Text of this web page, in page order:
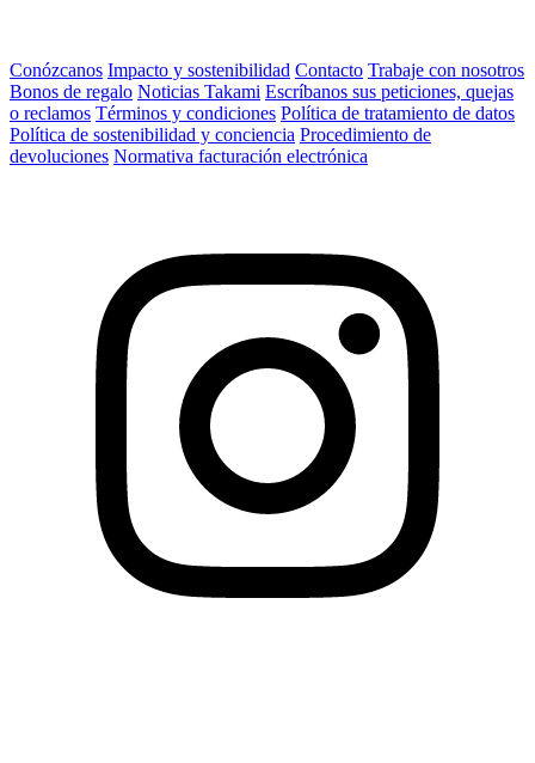
Conózcanos Impacto y sostenibilidad Contacto Trabaje con nosotros
Bonos de regalo Noticias Takami Escríbanos sus peticiones, quejas
o reclamos Términos y condiciones Política de tratamiento de datos
Política de sostenibilidad y conciencia Procedimiento de
devoluciones Normativa facturación electrónica